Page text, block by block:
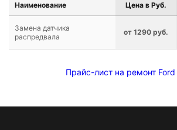
Наименование Цена в Руб.
Замена датчика
распредвала
от 1290 руб.
Прайс-лист на ремонт Ford